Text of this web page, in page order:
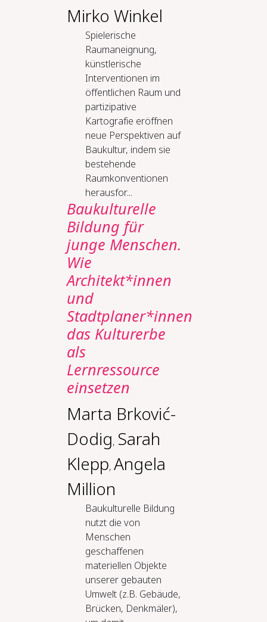
Mirko Winkel
Spielerische
Raumaneignung,
künstlerische
Interventionen im
öffentlichen Raum und
partizipative
Kartografie eröffnen
neue Perspektiven auf
Baukultur, indem sie
bestehende
Raumkonventionen
herausfor...
Baukulturelle
Bildung für
junge Menschen.
Wie
Architekt*innen
und
Stadtplaner*innen
das Kulturerbe
als
Lernressource
einsetzen
Marta Brković-
Dodig, Sarah
Klepp, Angela
Million
Baukulturelle Bildung
nutzt die von
Menschen
geschaffenen
materiellen Objekte
unserer gebauten
Umwelt (z.B. Gebäude,
Brücken, Denkmäler),